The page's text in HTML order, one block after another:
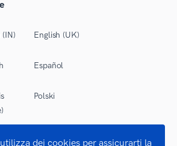
(IN) English (UK)
Español
Polski
dei cookies per assicurarti la